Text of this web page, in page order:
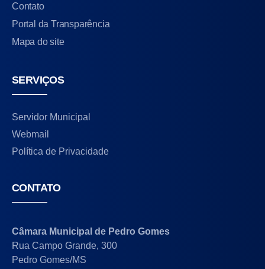
Contato
Portal da Transparência
Mapa do site
SERVIÇOS
Servidor Municipal
Webmail
Política de Privacidade
CONTATO
Câmara Municipal de Pedro Gomes
Rua Campo Grande, 300
Pedro Gomes/MS